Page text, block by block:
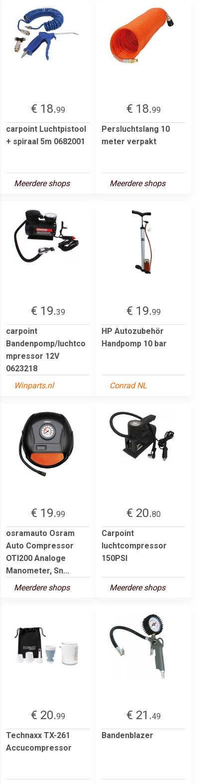
€ 18.99
carpoint Luchtpistool
+ spiraal 5m 0682001
Meerdere shops
€ 18.99
Persluchtslang 10
meter verpakt
Meerdere shops
€ 19.39
carpoint
Bandenpomp/luchtco
mpressor 12V
0623218
Winparts.nl
€ 19.99
HP Autozubehör
Handpomp 10 bar
Conrad NL
€ 19.99
osramauto Osram
Auto Compressor
OTI200 Analoge
Manometer, Sn...
Meerdere shops
€ 20.80
Carpoint
luchtcompressor
150PSI
Meerdere shops
€ 20.99
Technaxx TX-261
Accucompressor
€ 21.49
Bandenblazer